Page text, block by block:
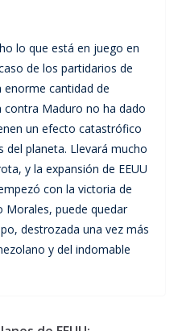
lo que está en juego en
de los partidarios de
enorme cantidad de
contra Maduro no ha dado
un efecto catastrófico
del planeta. Llevará mucho
y la expansión de EEUU
con la victoria de
Morales, puede quedar
destrozada una vez más
y del indomable